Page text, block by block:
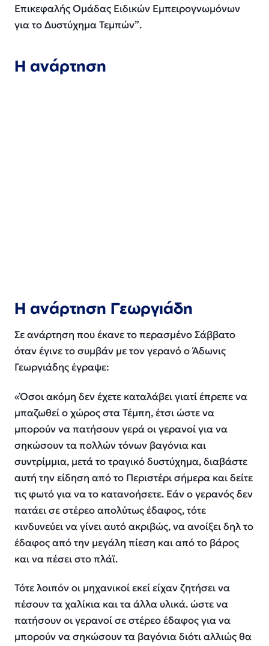
Επικεφαλής Ομάδας Ειδικών Εμπειρογνωμόνων
για το Δυστύχημα Τεμπών”.
Η ανάρτηση
Η ανάρτηση Γεωργιάδη
Σε ανάρτηση που έκανε το περασμένο Σάββατο
όταν έγινε το συμβάν με τον γερανό ο Άδωνις
Γεωργιάδης έγραψε:
«Όσοι ακόμη δεν έχετε καταλάβει γιατί έπρεπε να
μπαζωθεί ο χώρος στα Τέμπη, έτσι ώστε να
μπορούν να πατήσουν γερά οι γερανοί για να
σηκώσουν τα πολλών τόνων βαγόνια και
συντρίμμια, μετά το τραγικό δυστύχημα, διαβάστε
αυτή την είδηση από το Περιστέρι σήμερα και δείτε
τις φωτό για να το κατανοήσετε. Εάν ο γερανός δεν
πατάει σε στέρεο απολύτως έδαφος, τότε
κινδυνεύει να γίνει αυτό ακριβώς, να ανοίξει δηλ το
έδαφος από την μεγάλη πίεση και από το βάρος
και να πέσει στο πλάϊ.
Τότε λοιπόν οι μηχανικοί εκεί είχαν ζητήσει να
πέσουν τα χαλίκια και τα άλλα υλικά. ώστε να
πατήσουν οι γερανοί σε στέρεο έδαφος για να
μπορούν να σηκώσουν τα βαγόνια διότι αλλιώς θα